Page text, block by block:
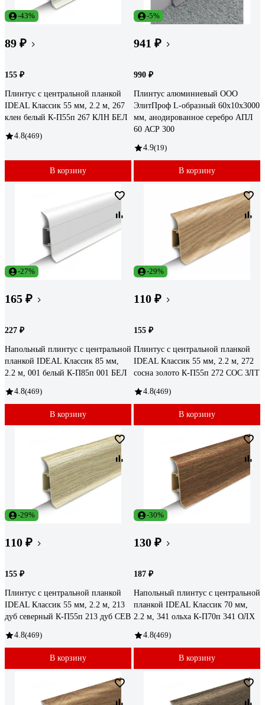
-43%
89 ₽
155 ₽
Плинтус с центральной планкой
IDEAL Классик 55 мм, 2.2 м, 267
клен белый К-П55п 267 КЛН БЕЛ
4.8(469)
В корзину
-5%
941 ₽
990 ₽
Плинтус алюминиевый ООО
ЭлитПроф L-образный 60х10х3000
мм, анодированное серебро АПЛ
60 АСР 300
4.9(19)
В корзину
-27%
165 ₽
227 ₽
Напольный плинтус с центральной
планкой IDEAL Классик 85 мм,
2.2 м, 001 белый К-П85п 001 БЕЛ
4.8(469)
В корзину
-29%
110 ₽
155 ₽
Плинтус с центральной планкой
IDEAL Классик 55 мм, 2.2 м, 272
сосна золото К-П55п 272 СОС ЗЛТ
4.8(469)
В корзину
-29%
110 ₽
155 ₽
Плинтус с центральной планкой
IDEAL Классик 55 мм, 2.2 м, 213
дуб северный К-П55п 213 дуб СЕВ
4.8(469)
В корзину
-30%
130 ₽
187 ₽
Напольный плинтус с центральной
планкой IDEAL Классик 70 мм,
2.2 м, 341 ольха К-П70п 341 ОЛХ
4.8(469)
В корзину